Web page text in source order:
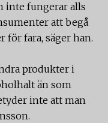
inte fungerar alls
att begå
fara, säger han.
produkter i
än som
inte att man